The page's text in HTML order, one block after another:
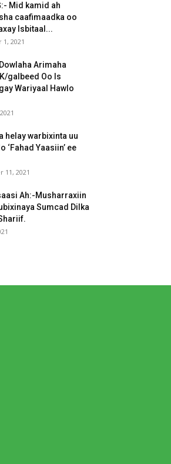
Mid kamid ah
caafimaadka oo
Isbitaal...
2021
Arimaha
galbeed Oo Is
Wariyaal Hawlo
helay warbixinta uu
‘Fahad Yaasiin’ ee
11, 2021
Ah:-Musharraxiin
Sumcad Dilka